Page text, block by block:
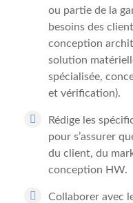
ou partie de la
besoins des
conception
solution
spécialisée,
et vérification).
Rédige les
pour s’assurer
du client, du
conception HW.
Collaborer avec